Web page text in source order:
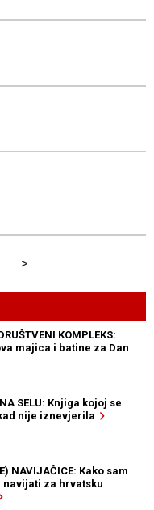
>
KOMPLEKS:
majica i batine za Dan
SELU: Knjiga kojoj se
nije iznevjerila
NAVIJAČICE: Kako sam
za hrvatsku